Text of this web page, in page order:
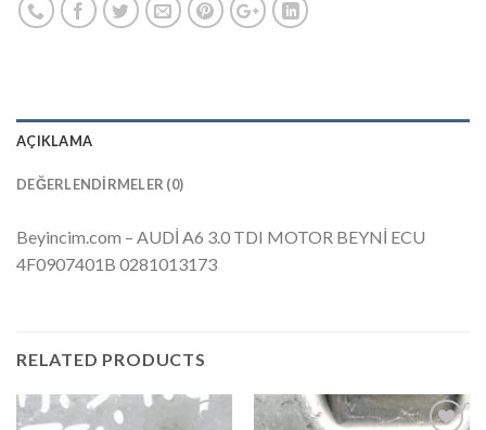
AÇIKLAMA
DEĞERLENDIRMELER (0)
Beyincim.com – AUDİ A6 3.0 TDI MOTOR BEYNİ ECU
4F0907401B 0281013173
RELATED PRODUCTS